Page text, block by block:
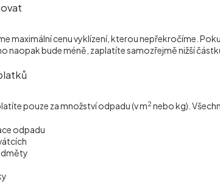
maximální cenu vyklízení, kterou nepřekročíme.
naopak bude méně, zaplatíte samozřejmě nižší
pouze za množství odpadu (v m2 nebo kg).
odpadu